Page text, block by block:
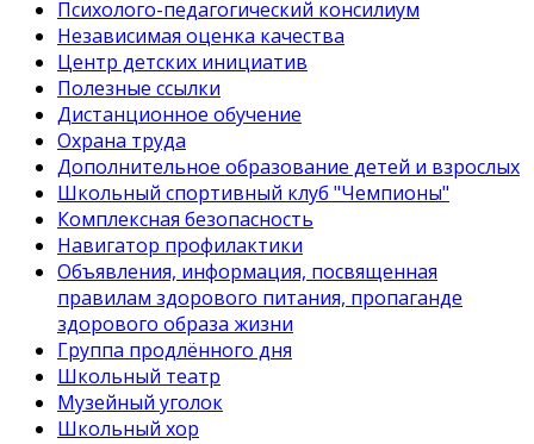
Психолого-педагогический консилиум
Независимая оценка качества
Центр детских инициатив
Полезные ссылки
Дистанционное обучение
Охрана труда
Дополнительное образование детей и взрослых
Школьный спортивный клуб "Чемпионы"
Комплексная безопасность
Навигатор профилактики
Объявления, информация, посвященная
правилам здорового питания, пропаганде
здорового образа жизни
Группа продлённого дня
Школьный театр
Музейный уголок
Школьный хор